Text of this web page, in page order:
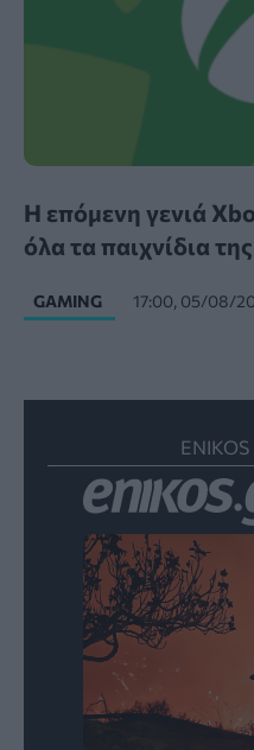
Η επόμενη γενιά
όλα τα παιχνίδια
GAMING 17:00, 05/08/